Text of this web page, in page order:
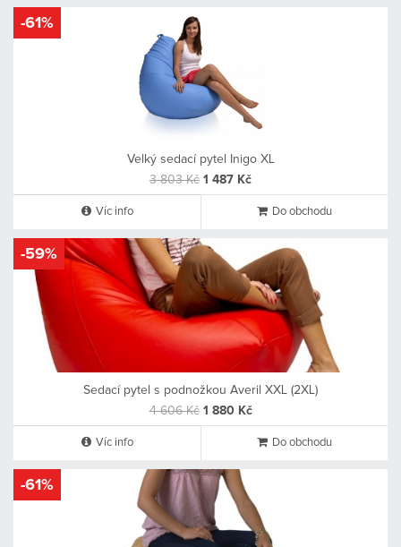
-61%
Velký sedací pytel Inigo XL
3 803 Kč 1 487 Kč
Víc info Do obchodu
-59%
Sedací pytel s podnožkou Averil XXL (2XL)
4 606 Kč 1 880 Kč
Víc info Do obchodu
-61%